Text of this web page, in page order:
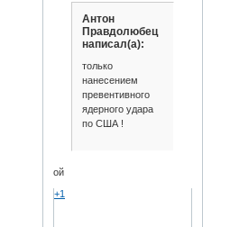
Антон
Правдолюбец
написал(а):
только
нанесением
превентивного
ядерного удара
по США !
ой
+1